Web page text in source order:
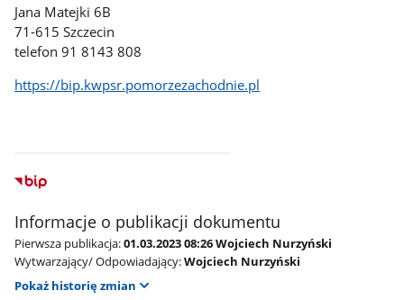
Jana Matejki 6B
71-615 Szczecin
telefon 91 8143 808
https://bip.kwpsr.pomorzezachodnie.pl
Informacje o publikacji dokumentu
Pierwsza publikacja:01.03.2023 08:26 Wojciech Nurzyński
Wytwarzający/ Odpowiadający:Wojciech Nurzyński
Pokaż historię zmian